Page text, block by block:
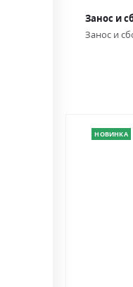
Занос и
Занос и
НОВИНКА